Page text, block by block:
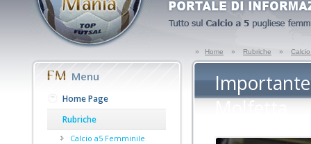
» Home » Rubriche »
Menu
Home Page
Rubriche
Calcio a5 Femminile
Molfetta